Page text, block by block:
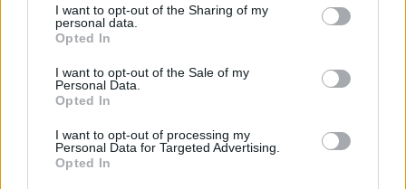
I want to opt-out of the Sharing of my
personal data.
Opted In
I want to opt-out of the Sale of my
Personal Data.
Opted In
I want to opt-out of processing my
Personal Data for Targeted Advertising.
Opted In
00:00 01:16